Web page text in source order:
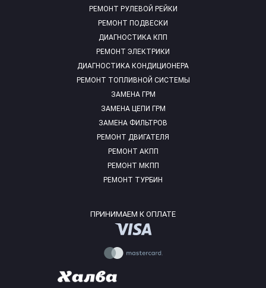
РЕМОНТ РУЛЕВОЙ РЕЙКИ
РЕМОНТ ПОДВЕСКИ
ДИАГНОСТИКА КПП
РЕМОНТ ЭЛЕКТРИКИ
ДИАГНОСТИКА КОНДИЦИОНЕРА
РЕМОНТ ТОПЛИВНОЙ СИСТЕМЫ
ЗАМЕНА ГРМ
ЗАМЕНА ЦЕПИ ГРМ
ЗАМЕНА ФИЛЬТРОВ
РЕМОНТ ДВИГАТЕЛЯ
РЕМОНТ АКПП
РЕМОНТ МКПП
РЕМОНТ ТУРБИН
ПРИНИМАЕМ К ОПЛАТЕ